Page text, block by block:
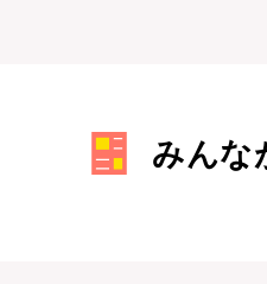
みんな